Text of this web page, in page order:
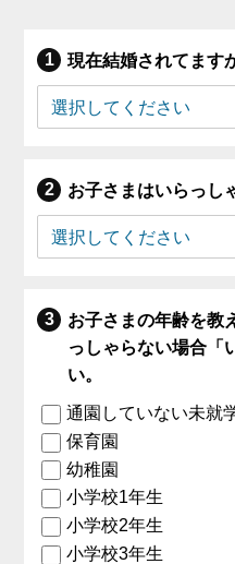
現在結婚されてます
お子さまはいらっし
お子さまの年齢を教
っしゃらない場合「
い。
通園していない未就
保育園
幼稚園
小学校1年生
小学校2年生
小学校3年生